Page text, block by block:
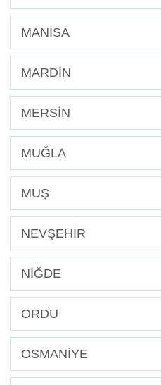
MANİSA
MARDİN
MERSİN
MUĞLA
MUŞ
NEVŞEHİR
NİĞDE
ORDU
OSMANİYE